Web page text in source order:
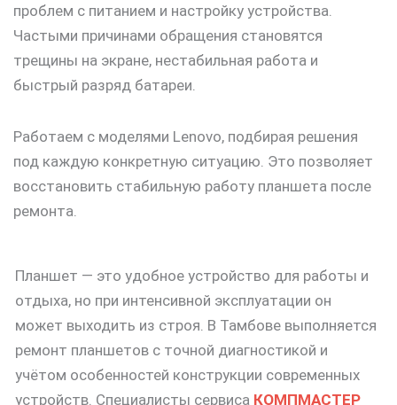
проблем с питанием и настройку устройства.
Частыми причинами обращения становятся
трещины на экране, нестабильная работа и
быстрый разряд батареи.
Работаем с моделями Lenovo, подбирая решения
под каждую конкретную ситуацию. Это позволяет
восстановить стабильную работу планшета после
ремонта.
Планшет — это удобное устройство для работы и
отдыха, но при интенсивной эксплуатации он
может выходить из строя. В Тамбове выполняется
ремонт планшетов с точной диагностикой и
учётом особенностей конструкции современных
устройств. Специалисты сервиса КОМПМАСТЕР